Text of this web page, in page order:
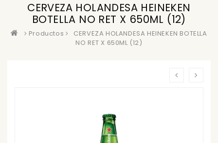
CERVEZA HOLANDESA HEINEKEN
BOTELLA NO RET X 650ML (12)
Productos
CERVEZA HOLANDESA HEINEKEN BOTELLA
NO RET X 650ML (12)